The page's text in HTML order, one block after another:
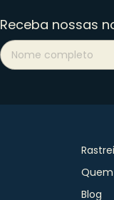
Receba nossas
Blog